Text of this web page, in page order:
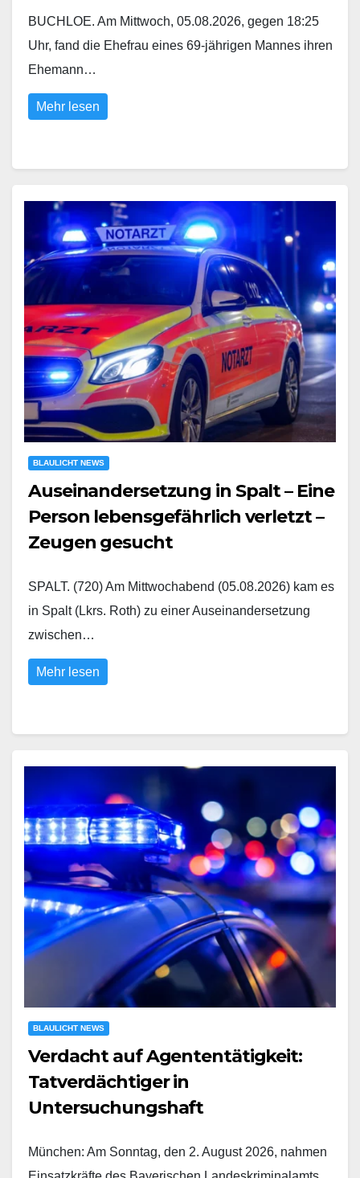
BUCHLOE. Am Mittwoch, 05.08.2026, gegen 18:25
Uhr, fand die Ehefrau eines 69-jährigen Mannes ihren
Ehemann…
Mehr lesen
BLAULICHT NEWS
Auseinandersetzung in Spalt – Eine
Person lebensgefährlich verletzt –
Zeugen gesucht
SPALT. (720) Am Mittwochabend (05.08.2026) kam es
in Spalt (Lkrs. Roth) zu einer Auseinandersetzung
zwischen…
Mehr lesen
BLAULICHT NEWS
Verdacht auf Agententätigkeit:
Tatverdächtiger in
Untersuchungshaft
München: Am Sonntag, den 2. August 2026, nahmen